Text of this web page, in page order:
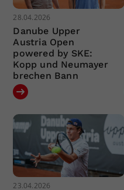
28.04.2026
Danube Upper
Austria Open
powered by SKE:
Kopp und Neumayer
brechen Bann
23.04.2026